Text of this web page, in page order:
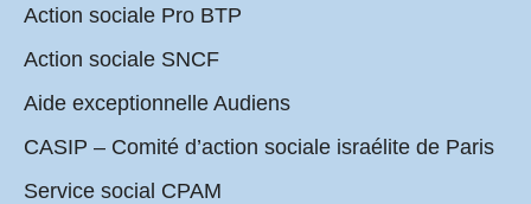
Action sociale Pro BTP
Action sociale SNCF
Aide exceptionnelle Audiens
CASIP – Comité d’action sociale israélite de Paris
Service social CPAM